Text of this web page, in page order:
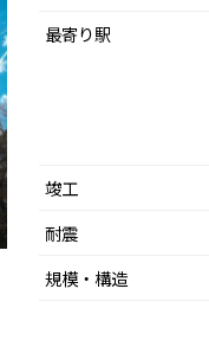
最寄り駅
竣工
耐震
規模・構造